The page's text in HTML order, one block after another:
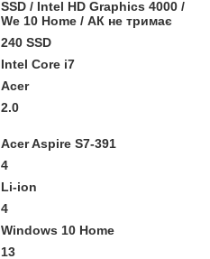
SSD / Intel HD Graphics 4000 /
We 10 Home / АК не тримає
240 SSD
Intel Core i7
Acer
2.0
Acer Aspire S7-391
4
Li-ion
4
Windows 10 Home
13